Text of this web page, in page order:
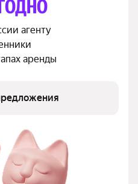
агенту
аренды